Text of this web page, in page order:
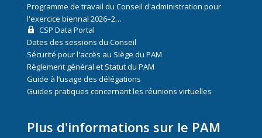
Programme de travail du Conseil d'administration pour
l'exercice biennal 2026–2…
CSP Data Portal
Dates des sessions du Conseil
Sécurité pour l'accès au Siège du PAM
Règlement général et Statut du PAM
Guide à l’usage des délégations
Guides pratiques concernant les réunions virtuelles
Plus d'informations sur le PAM